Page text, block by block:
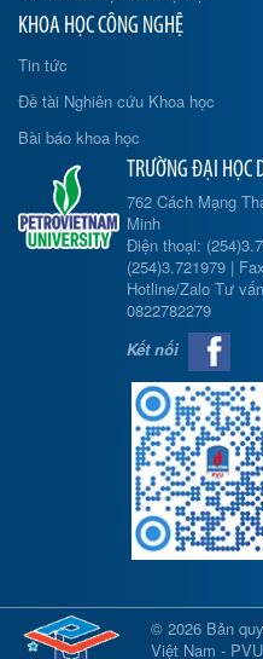
KHOA HỌC CÔNG NGHỆ
Tin tức
Đề tài Nghiên cứu Khoa học
Bài báo khoa học
TRƯỜNG ĐẠI HỌC
762 Cách Mạng
Minh
Điện thoại:
(254)3.721979 |
Hotline/Zalo Tư
0822782279
Kết nối
© 2026 Bản
Việt Nam - PVU